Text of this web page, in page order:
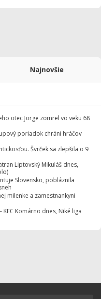
Najnovšie
otec Jorge zomrel vo veku 68
poriadok chráni hráčov-
Švrček sa zlepšila o 9
Liptovský Mikuláš dnes,
Slovensko, pobláznila
milenke a zamestnankyni
KFC Komárno dnes, Niké liga